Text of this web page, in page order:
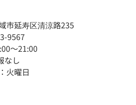
市延寿区清涼路235
9567
～21:00
なし
火曜日